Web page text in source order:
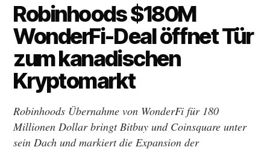
Robinhoods $180M
WonderFi-Deal öffnet Tür
zum kanadischen
Kryptomarkt
Robinhoods Übernahme von WonderFi für 180
Millionen Dollar bringt Bitbuy und Coinsquare unter
sein Dach und markiert die Expansion der